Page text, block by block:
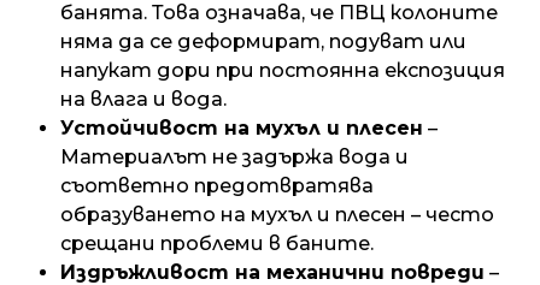
банята. Това означава, че ПВЦ колоните
няма да се деформират, подуват или
напукат дори при постоянна експозиция
на влага и вода.
Устойчивост на мухъл и плесен –
Материалът не задържа вода и
съответно предотвратява
образуването на мухъл и плесен – често
срещани проблеми в баните.
Издръжливост на механични повреди –